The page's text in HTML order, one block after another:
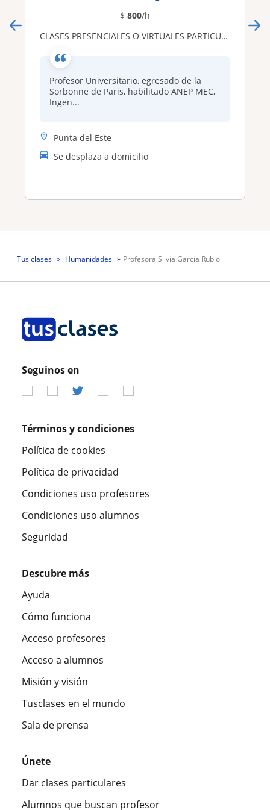
$ 800/h
CLASES PRESENCIALES O VIRTUALES PARTICULARES DE IDIOMAS Y OTRAS ASIGNATURAS
Profesor Universitario, egresado de la
Sorbonne de Paris, habilitado ANEP MEC,
Ingen...
Punta del Este
Se desplaza a domicilio
Tus clases Humanidades Profesora Silvia García Rubio
Seguinos en
Términos y condiciones
Política de cookies
Política de privacidad
Condiciones uso profesores
Condiciones uso alumnos
Seguridad
Descubre más
Ayuda
Cómo funciona
Acceso profesores
Acceso a alumnos
Misión y visión
Tusclases en el mundo
Sala de prensa
Únete
Dar clases particulares
Alumnos que buscan profesor